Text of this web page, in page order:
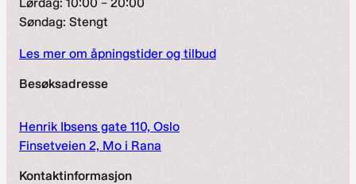
Søndag: Stengt
Les mer om åpningstider og tilbud
Besøksadresse
Henrik Ibsens gate 110, Oslo
Finsetveien 2, Mo i Rana
Kontaktinformasjon